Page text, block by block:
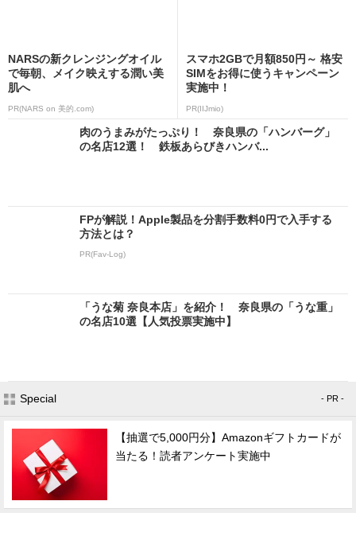
NARSの新クレンジングオイル
で毎朝、メイク映えする潤い美
肌へ
PR(NARS on 美的.com)
スマホ2GBで月額850円～ 格安
SIMをお得に使うキャンペーン
実施中！
PR(IIJmio)
肉のうまみがたっぷり！ 奈良県の「ハンバーグ」
の名店12選！ 鉄板あらびきハンバ...
FPが解説！Apple製品を分割手数料0円で入手する
方法とは？
PR(Fav-Log)
「うな菊 奈良本店」を紹介！ 奈良県の「うな重」
の名店10選【人気投票実施中】
Special - PR -
【抽選で5,000円分】Amazonギフトカードが
当たる！読者アンケート実施中